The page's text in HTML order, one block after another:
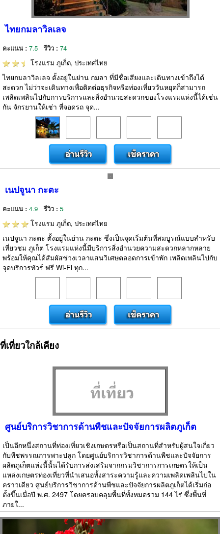
ไทยกมลาวิลเลจ
คะแนน : 7.5 รีวิว : 74
โรงแรม ภูเก็ต, ประเทศไทย
ไทยกมลาวิลเลจ ตั้งอยู่ในย่าน กมลา ที่มีชื่อเสียงและเดินทางเข้าถึงได้
สะดวก ไม่ว่าจะเดินทางเพื่อติดต่อธุรกิจหรือท่องเที่ยววันหยุดก็สามารถ
เพลิดเพลินไปกับการบริการและสิ่งอำนวยสะดวกของโรงแรมแห่งนี้ได้เช่น
กัน จักรยานให้เช่า ที่จอดรถ จุด...
เนปจูนา กะตะ
คะแนน : 4.9 รีวิว : 5
โรงแรม ภูเก็ต, ประเทศไทย
เนปจูนา กะตะ ตั้งอยู่ในย่าน กะตะ ซึ่งเป็นจุดเริ่มต้นที่สมบูรณ์แบบสำหรับ
เที่ยวชม ภูเก็ต โรงแรมแห่งนี้มีบริการสิ่งอำนวยความสะดวกหลากหลาย
พร้อมให้คุณได้สัมผัสช่วงเวลาแสนวิเศษตลอดการเข้าพัก เพลิดเพลินไปกับ
จุดบริการทัวร์ ฟรี Wi-Fi ทุก...
ที่เที่ยวใกล้เคียง
ศูนย์บริการวิชาการด้านพืชและปัจจัยการผลิตภูเก็ต
เป็นอีกหนึ่งสถานที่ท่องเที่ยวเชิงเกษตรหรือเป็นสถานที่สำหรับผู้สนใจเกี่ยว
กับพืชพรรณการพาะปลูก โดยศูนย์บริการวิชาการด้านพืชและปัจจัยการ
ผลิตภูเก็ตแห่งนี้นั้นได้รับการส่งเสริมจากกรมวิชาการการเกษตรให้เป็น
แหล่งเกษตรท่องเที่ยวที่นำเสนอทั้งสาระความรู้และความเพลิดเพลินไปใน
คราวเดียว ศูนย์บริการวิชาการด้านพืชและปัจจัยการผลิตภูเก็ตได้เริ่มก่อ
ตั้งขึ้นเมื่อปี พ.ศ. 2497 โดยครอบคลุมพื้นที่ทั้งหมดรวม 144 ไร่ ซึ่งพื้นที่
ภายใ...